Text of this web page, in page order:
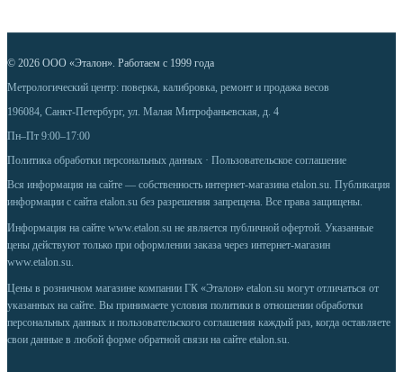
© 2026 ООО «Эталон». Работаем с 1999 года
Метрологический центр: поверка, калибровка, ремонт и продажа весов
196084, Санкт-Петербург, ул. Малая Митрофаньевская, д. 4
Пн–Пт 9:00–17:00
Политика обработки персональных данных · Пользовательское соглашение
Вся информация на сайте — собственность интернет-магазина etalon.su. Публикация
информации с сайта etalon.su без разрешения запрещена. Все права защищены.
Информация на сайте www.etalon.su не является публичной офертой. Указанные
цены действуют только при оформлении заказа через интернет-магазин
www.etalon.su
Цены в розничном магазине компании ГК «Эталон» etalon.su могут отличаться от
указанных на сайте. Вы принимаете условия политики в отношении обработки
персональных данных и пользовательского соглашения каждый раз, когда оставляете
свои данные в любой форме обратной связи на сайте etalon.su.